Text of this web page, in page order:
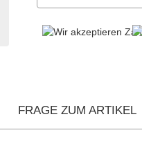
FRAGE ZUM ARTIKEL